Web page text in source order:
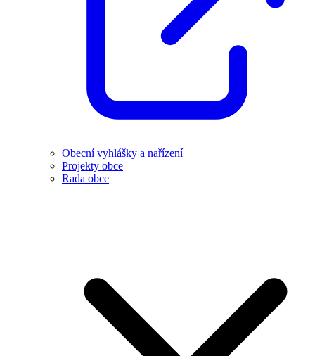
Obecní vyhlášky a nařízení
Projekty obce
Rada obce